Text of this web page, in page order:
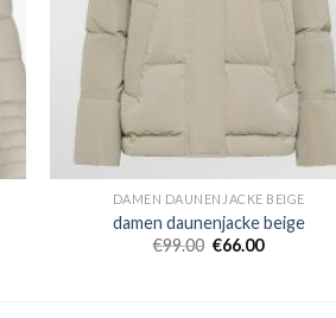
DAMEN DAUNENJACKE BEIGE
damen daunenjacke beige
€99.00 €66.00